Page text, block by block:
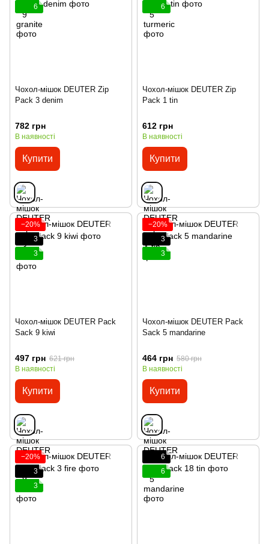
6
Чохол-мішок DEUTER Zip
Pack 3 denim
782 грн
В наявності
Купити
6
Чохол-мішок DEUTER Zip
Pack 1 tin
612 грн
В наявності
Купити
−20%
3
3
Чохол-мішок DEUTER Pack
Sack 9 kiwi
497 грн 621 грн
В наявності
Купити
−20%
3
3
Чохол-мішок DEUTER Pack
Sack 5 mandarine
464 грн 580 грн
В наявності
Купити
−20%
3
3
6
6